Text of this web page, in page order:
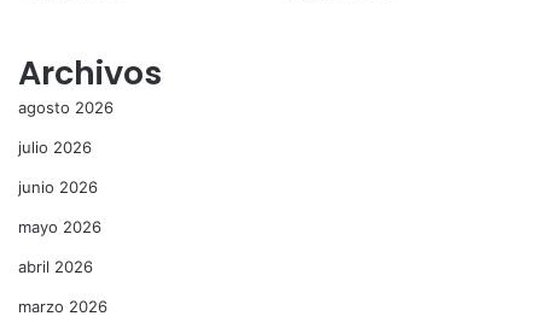
Archivos
agosto 2026
julio 2026
junio 2026
mayo 2026
abril 2026
marzo 2026